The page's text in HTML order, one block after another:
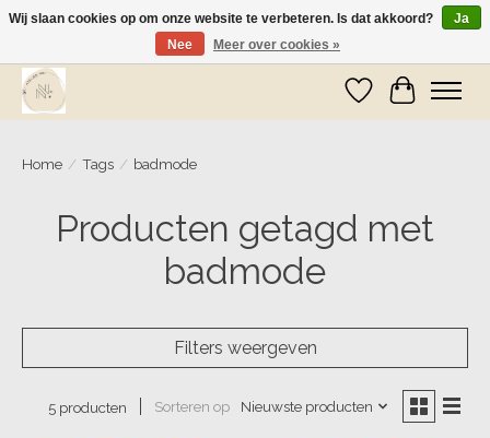
Wij zijn op vakantie! Vanaf zaterdag 9 mei worden er weer pakketjes verzonden
Verlanglijst
Home / Tags / badmode
Producten getagd met
badmode
Filters weergeven
5 producten Sorteren op Nieuwste producten
Wij slaan cookies op om onze website te verbeteren. Is dat akkoord?
Ja
Nee
Meer over cookies »